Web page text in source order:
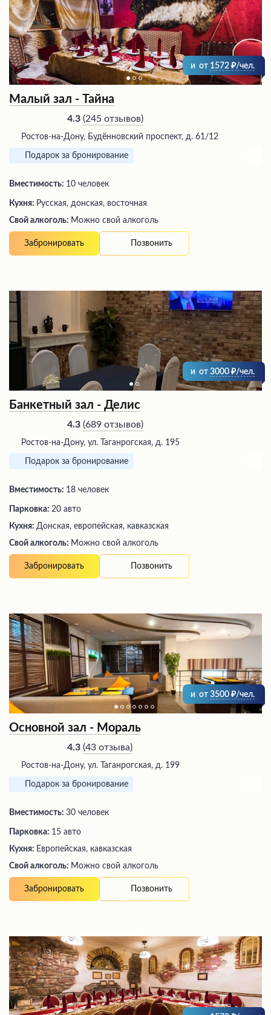
и от 1572 /чел.
Малый зал - Тайна
4.3 (245 отзывов)
Ростов-на-Дону, Будённовский проспект, д. 61/12
Подарок за бронирование
Вместимость: 10 человек
Кухня: Русская, донская, восточная
Свой алкоголь: Можно свой алкоголь
Забронировать Позвонить
и от 3000 /чел.
Банкетный зал - Делис
4.3 (689 отзывов)
Ростов-на-Дону, ул. Таганрогская, д. 195
Подарок за бронирование
Вместимость: 18 человек
Парковка: 20 авто
Кухня: Донская, европейская, кавказская
Свой алкоголь: Можно свой алкоголь
Забронировать Позвонить
и от 3500 /чел.
Основной зал - Мораль
4.3 (43 отзыва)
Ростов-на-Дону, ул. Таганрогская, д. 199
Подарок за бронирование
Вместимость: 30 человек
Парковка: 15 авто
Кухня: Европейская, кавказская
Свой алкоголь: Можно свой алкоголь
Забронировать Позвонить